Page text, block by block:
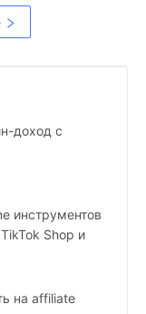
доход с
инструментов
Shop и
на affiliate